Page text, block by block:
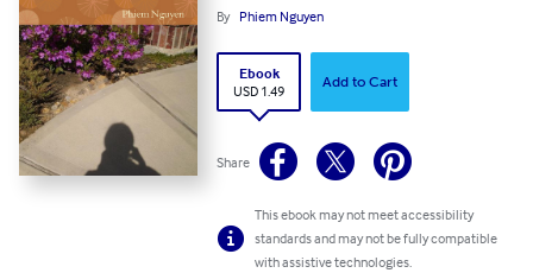
By Phiem Nguyen
Ebook
USD 1.49
Add to Cart
Share
This ebook may not meet accessibility
standards and may not be fully compatible
with assistive technologies.